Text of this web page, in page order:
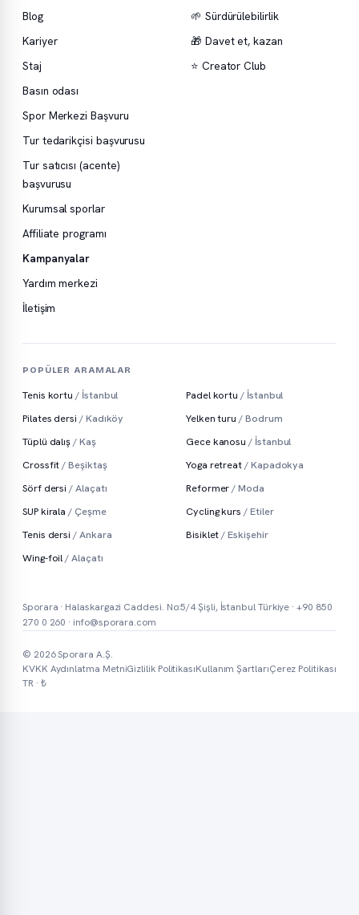
Blog
Kariyer
Staj
Basın odası
Spor Merkezi Başvuru
Tur tedarikçisi başvurusu
Tur satıcısı (acente)
başvurusu
Kurumsal sporlar
Affiliate programı
Kampanyalar
Yardım merkezi
İletişim
🌱 Sürdürülebilirlik
🎁 Davet et, kazan
⭐ Creator Club
POPÜLER ARAMALAR
Tenis kortu/ İstanbul Padel kortu/ İstanbul
Pilates dersi / Kadıköy Yelken turu/ Bodrum
Tüplü dalış/ Kaş Gece kanosu/ İstanbul
Crossfit/ Beşiktaş Yoga retreat/ Kapadokya
Sörf dersi/ Alaçatı Reformer/ Moda
SUP kirala/ Çeşme Cycling kurs/ Etiler
Tenis dersi/ Ankara Bisiklet/ Eskişehir
Wing-foil/ Alaçatı
Sporara · Halaskargazi Caddesi. No:5/4 Şişli, İstanbul Türkiye ·+90 850
270 0 260 · info@sporara.com
© 2026 Sporara A.Ş.
KVKK Aydınlatma MetniGizlilik PolitikasıKullanım ŞartlarıÇerez Politikası
TR · ₺